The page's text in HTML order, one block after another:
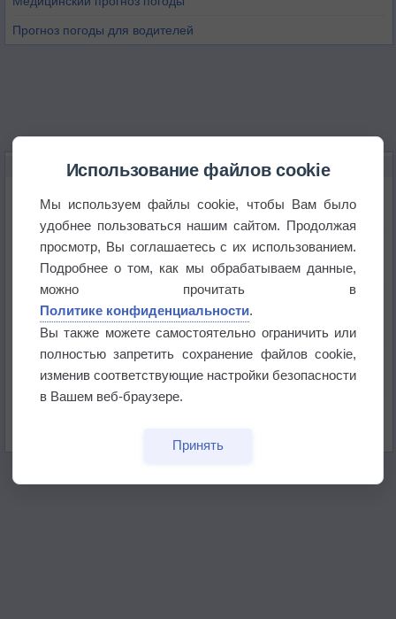
Прогноз погоды для водителей
НОВОЕ О ПОГОДЕ
+51°
Европейские столицы бьют рекорды жары
Впервые за 155 лет в Лондоне в течение месяца
не выпадал дождь
Лето продолжит щедро раздавать своё тепло!
Погода в Екатеринбурге 5 августа
Использование файлов cookie
Мы используем файлы cookie, чтобы Вам было
удобнее пользоваться нашим сайтом. Продолжая
просмотр, Вы соглашаетесь с их использованием.
Подробнее о том, как мы обрабатываем данные,
можно прочитать в
Политике конфиденциальности.
Вы также можете самостоятельно ограничить или
полностью запретить сохранение файлов cookie,
изменив соответствующие настройки безопасности
в Вашем веб-браузере.
Принять